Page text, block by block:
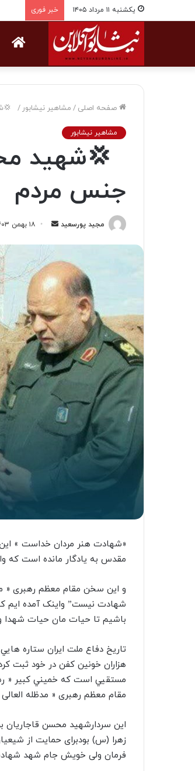
یکشنبه ۱۱ مرداد ۱۴۰۵ خبر فوری
صفحه اصلی / مشاهیر نیشابور /
مشاهیر نیشابور
💢شهید
جنس مردم
مجید پورسعید
ا
ل
ی
ک
ا
ی
م
ی
ل
۱۸ بهمن ۱۴۰۳
«شهادت هنر مردان خداست » این
مقدس به یادگار مانده است که
و این سخن مقام معظم رهبری «
شهادت نیست” واینک آمده ایم
باشیم تا حیات مان حیات شهدا
تاريخ دفاع ملت ايران ستاره
هزاران خونين كفن در خود ثبت
مستقيي است كه خميني كبير «
مقام معظم رهبری « مدظله
این سردارشهید محسن قاجاریان
زهرا (س) بودبرای حمایت از
فرمان ولی خویش جام شهد